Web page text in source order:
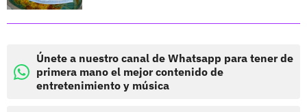
Únete a nuestro canal de Whatsapp para tener de
primera mano el mejor contenido de
entretenimiento y música